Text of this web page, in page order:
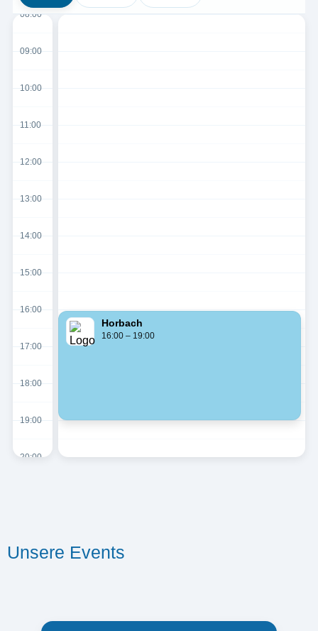
08:00
09:00
10:00
11:00
12:00
13:00
14:00
15:00
16:00
17:00
18:00
19:00
20:00
Horbach
16:00 – 19:00
Unsere Events